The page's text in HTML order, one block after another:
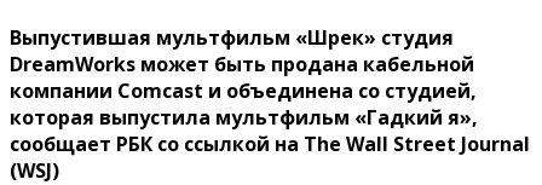
Выпустившая мультфильм «Шрек» студия
DreamWorks может быть продана кабельной
компании Comcast и объединена со студией,
которая выпустила мультфильм «Гадкий я»,
сообщает РБК со ссылкой на The Wall Street Journal
(WSJ)